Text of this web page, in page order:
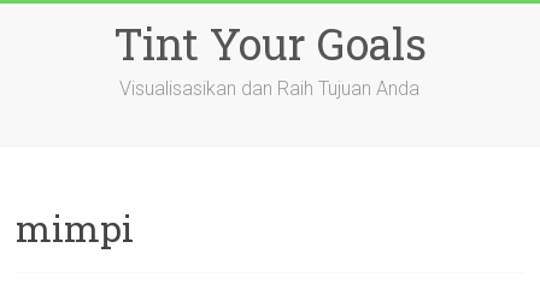
Tint Your Goals
Visualisasikan dan Raih Tujuan Anda
mimpi